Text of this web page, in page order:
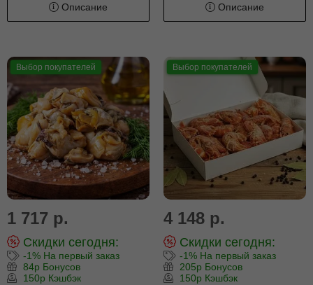
Описание Описание
Выбор покупателей
1 717 р.
Скидки сегодня:
-1% На первый заказ
84р Бонусов
150р Кэшбэк
Выбор покупателей
4 148 р.
Скидки сегодня:
-1% На первый заказ
205р Бонусов
150р Кэшбэк